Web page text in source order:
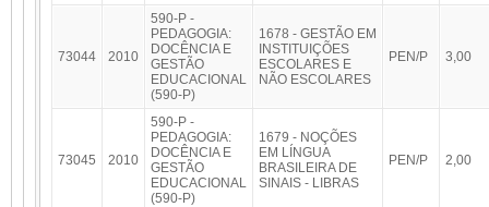
73044 2010
590-P -
PEDAGOGIA:
DOCÊNCIA E
GESTÃO
EDUCACIONAL
(590-P)
1678 - GESTÃO EM
INSTITUIÇÕES
ESCOLARES E
NÃO ESCOLARES
PEN/P 3,00
73045 2010
590-P -
PEDAGOGIA:
DOCÊNCIA E
GESTÃO
EDUCACIONAL
(590-P)
1679 - NOÇÕES
EM LÍNGUA
BRASILEIRA DE
SINAIS - LIBRAS
PEN/P 2,00